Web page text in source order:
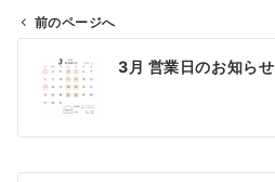
前のページへ
3月 営業日のお知らせ